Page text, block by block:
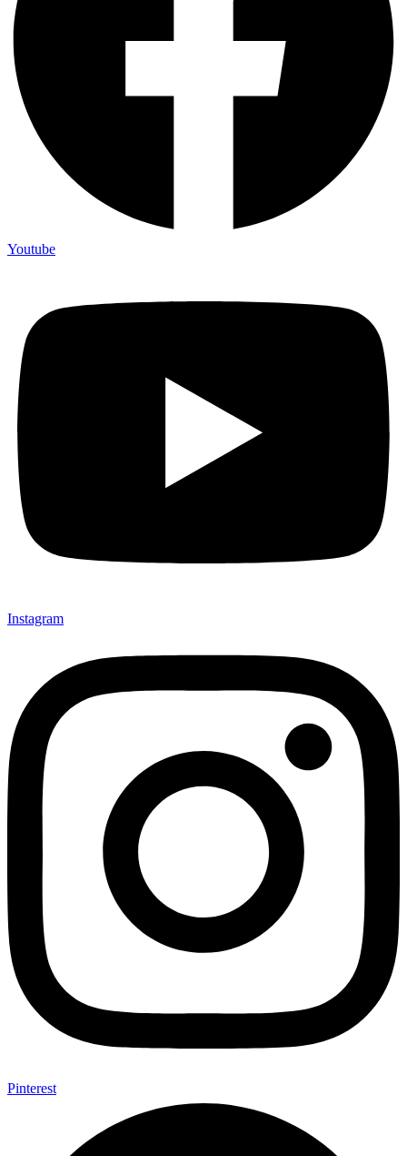
Youtube
Instagram
Pinterest